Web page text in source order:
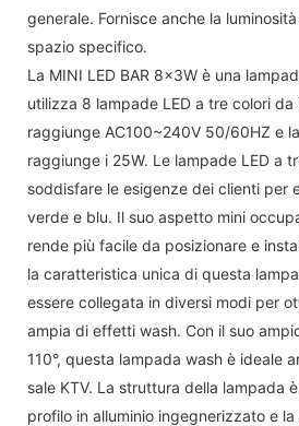
generale. Fornisce anche la
spazio specifico.
La MINI LED BAR 8x3W è una
utilizza 8 lampade LED a tre colori da
raggiunge AC100~240V 50/60HZ e
raggiunge i 25W. Le lampade LED a
soddisfare le esigenze dei clienti per
verde e blu. Il suo aspetto mini
rende più facile da posizionare e
la caratteristica unica di questa
essere collegata in diversi modi per
ampia di effetti wash. Con il suo
110°, questa lampada wash è ideale
sale KTV. La struttura della lampada
profilo in alluminio ingegnerizzato e